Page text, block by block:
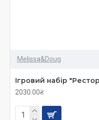
Melissa&Doug
Ігровий набір
2030.00₴